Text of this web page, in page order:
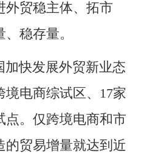
外贸稳主体、拓市
稳存量。
加快发展外贸新业态
境电商综试区、17家
点。仅跨境电商和市
的贸易增量就达到近